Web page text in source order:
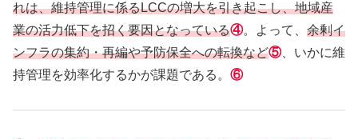
れは、維持管理に係るLCCの増大を引き起こし、地域産
業の活力低下を招く要因となっている④。よって、 余剰イ
ンフラの集約・再編や予防保全への転換など⑤、いかに維
持管理を効率化するかが課題である。 ⑥